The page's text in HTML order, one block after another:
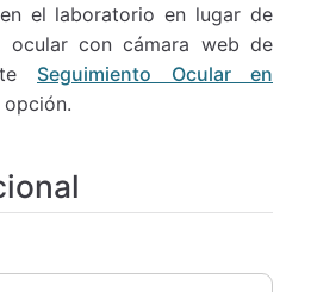
el laboratorio en lugar de
ocular con cámara web de
Seguimiento Ocular en
opción.